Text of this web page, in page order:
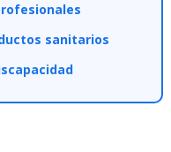
sanitarios